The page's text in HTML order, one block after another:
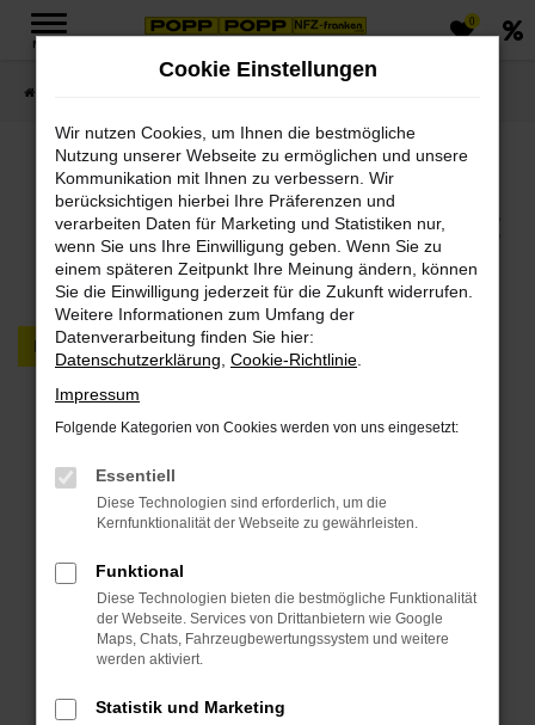
Zum
MENÜ
0
Jetzt PKWs & LKWs in
unserem Fahrzeugmarkt
finden
PKW LKW
Fehler: Network Error
Beim Laden ist ein Fehler aufgetreten.
Hier sind ein paar Tipps, die dir helfen können:
Internetverbindung.
Laden andere Webseiten, zum Beispiel deine
Suchmaschine?
Prüfe deine Browsererweiterungen.
können das Laden bestimmter Seiten
Cookie Einstellungen
Wir nutzen Cookies, um Ihnen die bestmögliche
Nutzung unserer Webseite zu ermöglichen und unsere
Kommunikation mit Ihnen zu verbessern. Wir
berücksichtigen hierbei Ihre Präferenzen und
verarbeiten Daten für Marketing und Statistiken nur,
wenn Sie uns Ihre Einwilligung geben. Wenn Sie zu
einem späteren Zeitpunkt Ihre Meinung ändern, können
Sie die Einwilligung jederzeit für die Zukunft widerrufen.
Weitere Informationen zum Umfang der
Datenverarbeitung finden Sie hier:
Datenschutzerklärung Cookie-Richtlinie
Impressum
Folgende Kategorien von Cookies werden von uns eingesetzt:
Essentiell
Diese Technologien sind erforderlich, um die
Kernfunktionalität der Webseite zu gewährleisten.
Funktional
Diese Technologien bieten die bestmögliche Funktionalität
der Webseite. Services von Drittanbietern wie Google
Maps, Chats, Fahrzeugbewertungssystem und weitere
werden aktiviert.
Statistik und Marketing